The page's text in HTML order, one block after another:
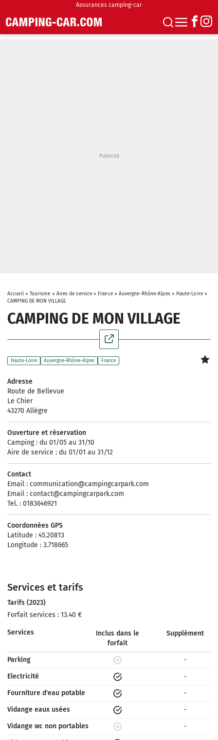
Assurances camping-car
Accueil» Tourisme » Aires de service » France» Auvergne-Rhône-Alpes» Haute-Loire»
CAMPING DE MON VILLAGE
CAMPING DE MON VILLAGE
Haute-Loire Auvergne-Rhône-Alpes France
Adresse
Route de Bellevue
Le Chier
43270 Allègre
Ouverture et réservation
Camping : du 01/05 au 31/10
Aire de service : du 01/01 au 31/12
Contact
Email : communication@campingcarpark.com
Email : contact@campingcarpark.com
Tel. : 0183646921
Coordonnées GPS
Latitude : 45.20813
Longitude : 3.718665
Services et tarifs
Tarifs (2023)
Forfait services : 13.40 €
Services
Inclus dans le
forfait
Supplément
Parking
-
Electricité
-
Fourniture d'eau potable
-
Vidange eaux usées
-
Vidange wc non portables
-